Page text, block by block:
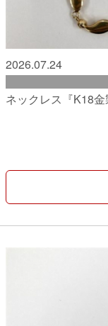
2026.07.24
ネックレス『K18